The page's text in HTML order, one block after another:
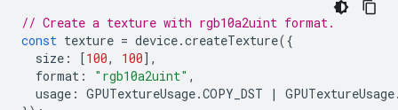
// Create a texture with rgb10a2uint format.
const texture = device.createTexture({
size : [100, 100],
format : "rgb10a2uint" ,
usage : GPUTextureUsage.COPY_DST | GPUTextureUsage